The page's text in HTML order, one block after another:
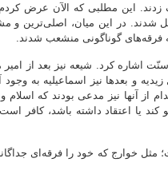
این مطلبی که الآن عرض
در این میان، اصلی‌ترین و
فرقه‌های گوناگونی منشعب شدند.
اشاره کرد. شیعه نیز بعد از
و بعدها نیز اسماعیلیه به وجود
از آنها نیز مدعی بودند که اسلام
یا اعتقاد داشته باشد، کافر
خوارج که خود را فرقه‌ای